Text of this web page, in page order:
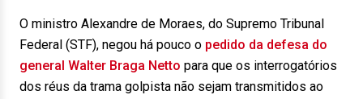
O ministro Alexandre de Moraes, do Supremo Tribunal
Federal (STF), negou há pouco o pedido da defesa do
general Walter Braga Netto para que os interrogatórios
dos réus da trama golpista não sejam transmitidos ao